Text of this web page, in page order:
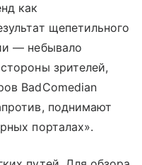
как
щепетильного
— небывало
зрителей,
BadComedian
поднимают
порталах».